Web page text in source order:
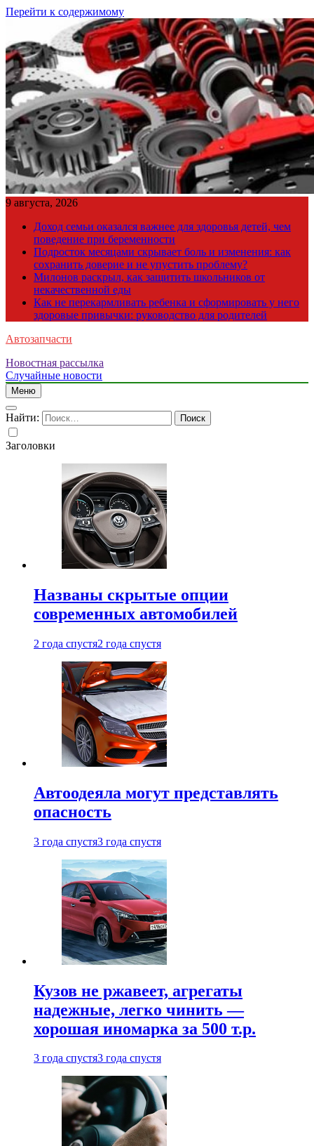
Перейти к содержимому
9 августа, 2026
Доход семьи оказался важнее для здоровья детей, чем
поведение при беременности
Подросток месяцами скрывает боль и изменения: как
сохранить доверие и не упустить проблему?
Милонов раскрыл, как защитить школьников от
некачественной еды
Как не перекармливать ребенка и сформировать у него
здоровые привычки: руководство для родителей
Автозапчасти
Новостная рассылка
Случайные новости
Меню
Найти:
Заголовки
Названы скрытые опции
современных автомобилей
2 года спустя2 года спустя
Автоодеяла могут представлять
опасность
3 года спустя3 года спустя
Кузов не ржавеет, агрегаты
надежные, легко чинить —
хорошая иномарка за 500 т.р.
3 года спустя3 года спустя